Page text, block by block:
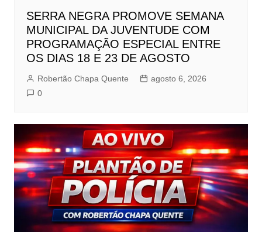
SERRA NEGRA PROMOVE SEMANA
MUNICIPAL DA JUVENTUDE COM
PROGRAMAÇÃO ESPECIAL ENTRE
OS DIAS 18 E 23 DE AGOSTO
Robertão Chapa Quente
agosto 6, 2026
0